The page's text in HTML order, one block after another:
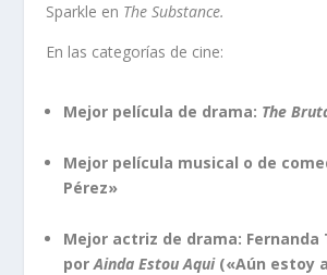
Sparkle en The Substance.
En las categorías de cine:
Mejor película de drama: The
Mejor película musical o de
Pérez»
Mejor actriz de drama: Fernanda
porAinda Estou Aqui(«Aún estoy